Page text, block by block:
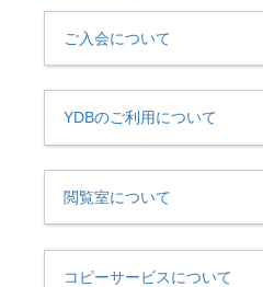
ご入会について
YDBのご利用について
閲覧室について
コピーサービスについて